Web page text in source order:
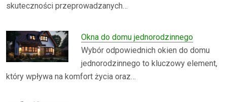
skuteczności przeprowadzanych…
Okna do domu jednorodzinnego
Wybór odpowiednich okien do domu
jednorodzinnego to kluczowy element,
który wpływa na komfort życia oraz…